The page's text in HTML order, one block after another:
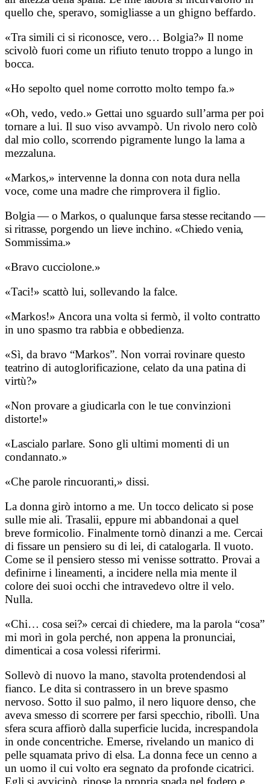
quello che, speravo, somigliasse a un ghigno beffardo.
«Tra simili ci si riconosce, vero… Bolgia?» Il nome
scivolò fuori come un rifiuto tenuto troppo a lungo in
bocca.
«Ho sepolto quel nome corrotto molto tempo fa.»
«Oh, vedo, vedo.» Gettai uno sguardo sull’arma per poi
tornare a lui. Il suo viso avvampò. Un rivolo nero colò
dal mio collo, scorrendo pigramente lungo la lama a
mezzaluna.
«Markos,» intervenne la donna con nota dura nella
voce, come una madre che rimprovera il figlio.
Bolgia — o Markos, o qualunque farsa stesse recitando —
si ritrasse, porgendo un lieve inchino. «Chiedo venia,
Sommissima.»
«Bravo cucciolone.»
«Taci!» scattò lui, sollevando la falce.
«Markos!» Ancora una volta si fermò, il volto contratto
in uno spasmo tra rabbia e obbedienza.
«Sì, da bravo “Markos”. Non vorrai rovinare questo
teatrino di autoglorificazione, celato da una patina di
virtù?»
«Non provare a giudicarla con le tue convinzioni
distorte!»
«Lascialo parlare. Sono gli ultimi momenti di un
condannato.»
«Che parole rincuoranti,» dissi.
La donna girò intorno a me. Un tocco delicato si pose
sulle mie ali. Trasalii, eppure mi abbandonai a quel
breve formicolio. Finalmente tornò dinanzi a me. Cercai
di fissare un pensiero su di lei, di catalogarla. Il vuoto.
Come se il pensiero stesso mi venisse sottratto. Provai a
definirne i lineamenti, a incidere nella mia mente il
colore dei suoi occhi che intravedevo oltre il velo.
Nulla.
«Chi… cosa sei?» cercai di chiedere, ma la parola “cosa”
mi morì in gola perché, non appena la pronunciai,
dimenticai a cosa volessi riferirmi.
Sollevò di nuovo la mano, stavolta protendendosi al
fianco. Le dita si contrassero in un breve spasmo
nervoso. Sotto il suo palmo, il nero liquore denso, che
aveva smesso di scorrere per farsi specchio, ribollì. Una
sfera scura affiorò dalla superficie lucida, increspandola
in onde concentriche. Emerse, rivelando un manico di
pelle squamata privo di elsa. La donna fece un cenno a
un uomo il cui volto era segnato da profonde cicatrici.
Egli si avvicinò, ripose la propria spada nel fodero e,